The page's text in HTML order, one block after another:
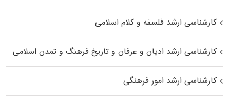
کارشناسی ارشد فلسفه و کلام اسلامی
کارشناسی ارشد ادیان و عرفان و تاریخ فرهنگ و تمدن اسلامی
کارشناسی ارشد امور فرهنگی